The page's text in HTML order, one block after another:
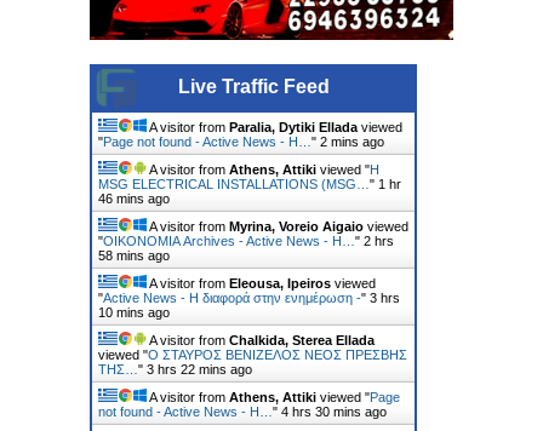
Live Traffic Feed
A visitor from Paralia, Dytiki Ellada viewed
"Page not found - Active News - Η… " 2 mins ago
A visitor from Athens, Attiki viewed "Η
MSG ELECTRICAL INSTALLATIONS (MSG… " 1 hr
46 mins ago
A visitor from Myrina, Voreio Aigaio viewed
"ΟΙΚΟΝΟΜΙΑ Archives - Active News - Η… " 2 hrs
58 mins ago
A visitor from Eleousa, Ipeiros viewed
"Active News - Η διαφορά στην ενημέρωση -" 3 hrs
10 mins ago
A visitor from Chalkida, Sterea Ellada
viewed "Ο ΣΤΑΥΡΟΣ ΒΕΝΙΖΕΛΟΣ ΝΕΟΣ ΠΡΕΣΒΗΣ
ΤΗΣ… " 3 hrs 22 mins ago
A visitor from Athens, Attiki viewed "Page
not found - Active News - Η… " 4 hrs 30 mins ago